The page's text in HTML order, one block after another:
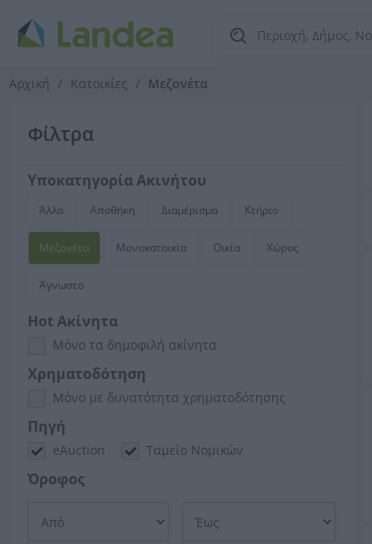
Αρχική Κατοικίες Μεζονέτα
Φίλτρα
Υποκατηγορία Ακινήτου
Άλλο Αποθήκη Διαμέρισμα Κτήριο
Μεζονέτα Μονοκατοικία Οικία Χώρος
Άγνωστο
Hot Ακίνητα
Μόνο τα δημοφιλή ακίνητα
Χρηματοδότηση
Μόνο με δυνατότητα χρηματοδότησης
Πηγή
eAuction Ταμείο Νομικών
Όροφος